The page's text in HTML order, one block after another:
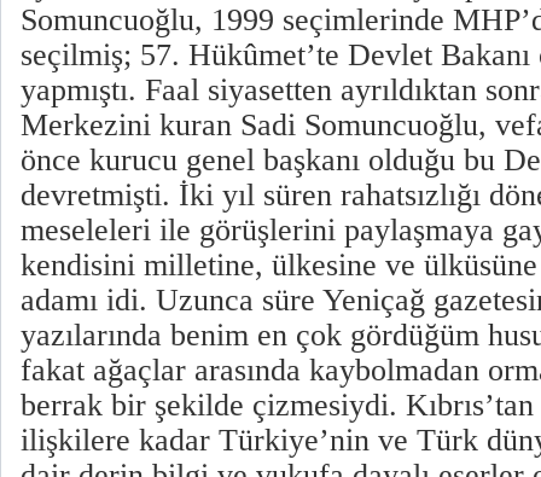
Somuncuoğlu, 1999 seçimlerinde
seçilmiş; 57. Hükûmet’te Devlet
yapmıştı. Faal siyasetten ayrıldıktan
Merkezini kuran Sadi Somuncuoğlu,
önce kurucu genel başkanı olduğu bu
devretmişti. İki yıl süren rahatsızlığı
meseleleri ile görüşlerini paylaşmaya
kendisini milletine, ülkesine ve ülküsüne
adamı idi. Uzunca süre Yeniçağ
yazılarında benim en çok gördüğüm
fakat ağaçlar arasında kaybolmadan
berrak bir şekilde çizmesiydi.
ilişkilere kadar Türkiye’nin ve Türk